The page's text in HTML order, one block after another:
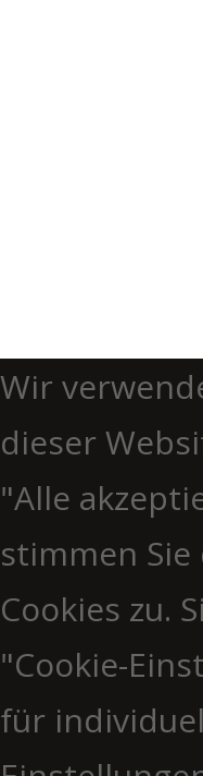
Wir
dieser
"Alle
stimmen
Cookies zu.
"Cookie-
für